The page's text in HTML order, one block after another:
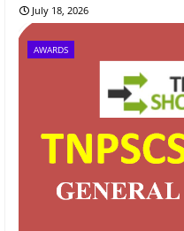
July 18, 2026
AWARDS